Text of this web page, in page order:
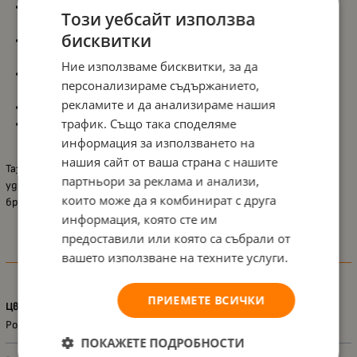
различни позиции и удобство;
Калъф от 100% памук (ранфорс)
Пълнеж от 100% полиестер, който гарантира мекота и
стабилна опора;
Дизайн със звезди , придаващ стилен и нежен вид;
Лесна поддръжка, благодарение на практичните и
издръжливи материали.
Тази възглавница е отличен избор за майки, които търсят
удобство, подкрепа и функционалност във всеки етап – от
бременността до грижата за бебето.
Характеристики
Цвят
Розов
Този уебсайт използва
бисквитки
Ние използваме бисквитки, за да
персонализираме съдържанието,
рекламите и да анализираме нашия
трафик. Също така споделяме
информация за използването на
нашия сайт от ваша страна с нашите
партньори за реклама и анализи,
които може да я комбинират с друга
информация, която сте им
предоставили или която са събрали от
вашето използване на техните услуги.
ПРИЕМЕТЕ ВСИЧКИ
ПОКАЖЕТЕ ПОДРОБНОСТИ